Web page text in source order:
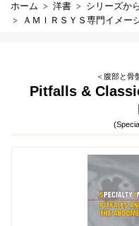
ホーム
洋書 シリーズか
ＡＭＩＲＳＹＳ専門イメー
＜腹部と骨
Pitfalls &